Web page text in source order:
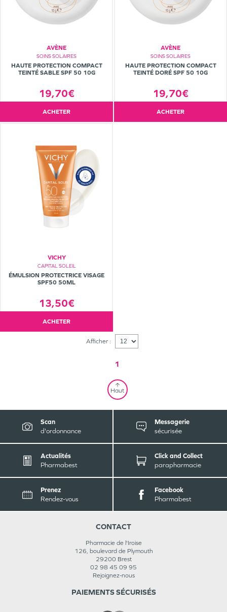
AVÈNE
SOINS SOLAIRES
HAUTE PROTECTION COMPACT
TEINTÉ SABLE SPF 50 10G
19,70€
ACHETER
AVÈNE
SOINS SOLAIRES
HAUTE PROTECTION COMPACT
TEINTÉ DORÉ SPF 50 10G
19,70€
ACHETER
VICHY
CAPITAL SOLEIL
ÉMULSION PROTECTRICE VISAGE
SPF50 50ML
13,50€
ACHETER
Afficher :
1
Haut
Scan
d'ordonnance
Messagerie
sécurisée
Actualités
Pharmabest
Click and Collect
parapharmacie
Prenez
Rendez-vous
Facebook
Pharmabest
CONTACT
Pharmacie de l'Iroise
126, boulevard de Plymouth
29200 Brest
02 98 45 09 95
Rejoignez-nous
PAIEMENTS SÉCURISÉS